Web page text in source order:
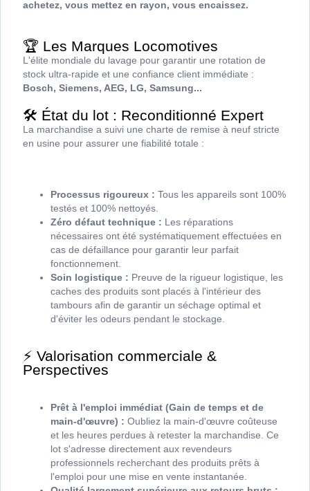
achetez, vous mettez en rayon, vous encaissez.
🏆 Les Marques Locomotives
L'élite mondiale du lavage pour garantir une rotation de
stock ultra-rapide et une confiance client immédiate :
Bosch, Siemens, AEG, LG, Samsung...
🛠️ État du lot : Reconditionné Expert
La marchandise a suivi une charte de remise à neuf stricte
en usine pour assurer une fiabilité totale :
Processus rigoureux : Tous les appareils sont 100%
testés et 100% nettoyés.
Zéro défaut technique : Les réparations
nécessaires ont été systématiquement effectuées en
cas de défaillance pour garantir leur parfait
fonctionnement.
Soin logistique : Preuve de la rigueur logistique, les
caches des produits sont placés à l'intérieur des
tambours afin de garantir un séchage optimal et
d'éviter les odeurs pendant le stockage.
⚡ Valorisation commerciale &
Perspectives
Prêt à l'emploi immédiat (Gain de temps et de
main-d'œuvre) : Oubliez la main-d'œuvre coûteuse
et les heures perdues à retester la marchandise. Ce
lot s'adresse directement aux revendeurs
professionnels recherchant des produits prêts à
l'emploi pour une mise en vente instantanée.